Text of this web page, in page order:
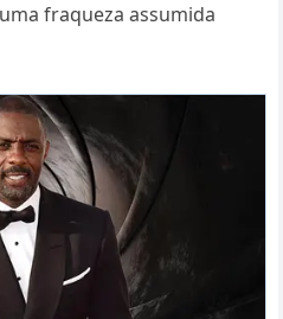
fraqueza assumida